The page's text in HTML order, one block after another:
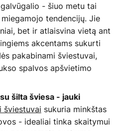
- šiuo metu tai
tendencijų. Jie
bet ir atlaisvina vietą ant
akcentams sukurti
pakabinami šviestuvai,
spalvos apšvietimo
šilta šviesa - jauki
šviestuvai sukuria minkštas
- idealiai tinka skaitymui